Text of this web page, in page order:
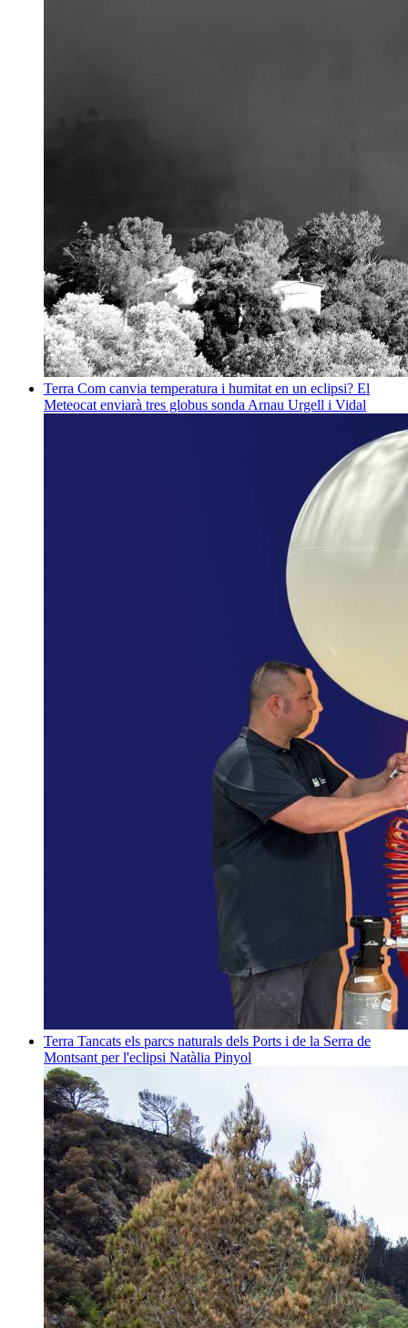
Terra Com canvia temperatura i humitat en un eclipsi? El
Meteocat enviarà tres globus sonda Arnau Urgell i Vidal
Terra Tancats els parcs naturals dels Ports i de la Serra de
Montsant per l'eclipsi Natàlia Pinyol